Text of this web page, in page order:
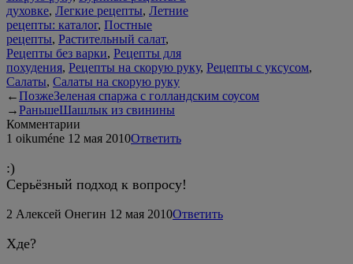
духовке, Легкие рецепты, Летние
рецепты: каталог, Постные
рецепты, Растительный салат,
Рецепты без варки, Рецепты для
похудения, Рецепты на скорую руку, Рецепты с уксусом,
Салаты, Салаты на скорую руку
←ПозжеЗеленая спаржа с голландским соусом
→РаньшеШашлык из свинины
Комментарии
1 oikuméne 12 мая 2010Ответить
:)
Серьёзный подход к вопросу!
2 Алексей Онегин 12 мая 2010Ответить
Хде?